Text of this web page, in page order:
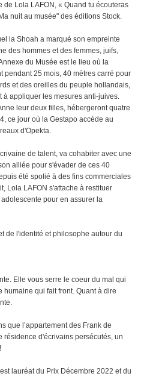
Lola LAFON, « Quand tu écouteras
nuit au musée" des éditions Stock.
la Shoah a marqué son empreinte
des hommes et des femmes, juifs,
du Musée est le lieu où la
pendant 25 mois, 40 mètres carré pour
et des oreilles du peuple hollandais,
à appliquer les mesures anti-juives.
leur deux filles, hébergeront quatre
ce jour où la Gestapo accède au
d'Opekta.
de talent, va cohabiter avec une
alliée pour s'évader de ces 40
été spolié à des fins commerciales
Lola LAFON s'attache à restituer
pour en assurer la
de l'identité et philosophe autour du
Elle vous serre le coeur du mal qui
qui fait front. Quant à dire
que l’appartement des Frank de
résidence d'écrivains persécutés, un
lauréat du Prix Décembre 2022 et du